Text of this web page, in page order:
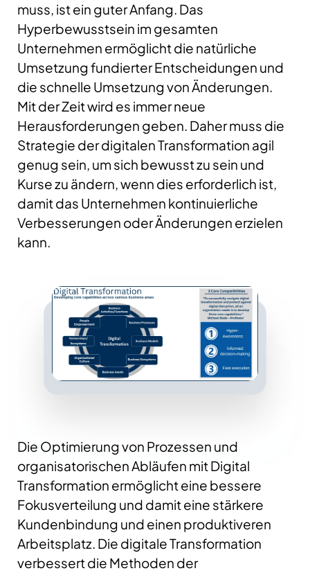
muss, ist ein guter Anfang. Das
Hyperbewusstsein im gesamten
Unternehmen ermöglicht die natürliche
Umsetzung fundierter Entscheidungen und
die schnelle Umsetzung von Änderungen.
Mit der Zeit wird es immer neue
Herausforderungen geben. Daher muss die
Strategie der digitalen Transformation agil
genug sein, um sich bewusst zu sein und
Kurse zu ändern, wenn dies erforderlich ist,
damit das Unternehmen kontinuierliche
Verbesserungen oder Änderungen erzielen
kann.
Die Optimierung von Prozessen und
organisatorischen Abläufen mit Digital
Transformation ermöglicht eine bessere
Fokusverteilung und damit eine stärkere
Kundenbindung und einen produktiveren
Arbeitsplatz. Die digitale Transformation
verbessert die Methoden der